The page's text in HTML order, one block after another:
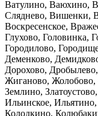
Ватулино, Ваюхино,
Сляднево, Вишенки,
Воскресенское,
Глухово, Головинка,
Городилово,
Деменково,
Дорохово,
Жиганово, Жолобово,
Землино,
Ильинское,
Колодкино,